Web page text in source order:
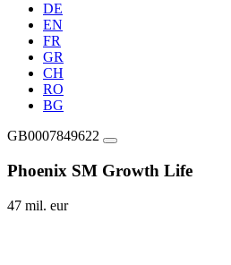
DE
EN
FR
GR
CH
RO
BG
GB0007849622
Phoenix SM Growth Life
47 mil. eur